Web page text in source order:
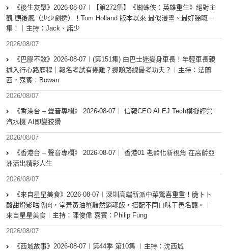
《後生友聚》2026-08-07︱【第272集】《蜘蛛俠：英雄重生》絕對主
觀 觀後感（少少劇透）！Tom Holland 版本以來 最似漫畫、最好睇嘅一
集！｜主持：Jack、諾少
2026/08/07
《巴膠不敗》2026-08-07︱(第151集) 由巴士迷變身車長！年輕車長親
述入行心路歷程｜報名考試有幾難？邊啲路線最考功夫？︱主持：法蘭
西，嘉賓︰Bowan
2026/08/07
《香港台 – 聲音專欄》 2026-08-07｜ 信報CEO AI EJ Tech模擬經營
汽水機 AI即變狡猾
2026/08/07
《香港台 – 聲音專欄》 2026-08-07｜ 香港01 老齡化新視角 在高齡亞
洲活出精彩人生
2026/08/07
《來自星星美食》2026-08-07︱深圳高端新派中菜驚喜重重！脆卜卜
酸甜燈影咕嚕肉，堂弄黃油蟹黯然銷魂飯，搭配不同口味干邑名釀。︱
來自星星美食︱主持：陳俊偉 嘉賓：Philip Fung
2026/08/07
《西城故事》2026-08-07︱第44季 第10集 ︱主持：沈西城